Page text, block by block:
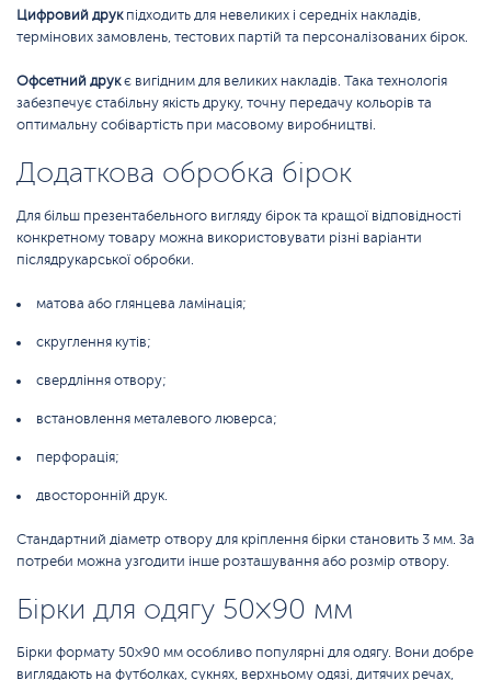
Цифровий друкпідходить для невеликих і середніх накладів,
термінових замовлень, тестових партій та персоналізованих бірок.
Офсетний друкє вигідним для великих накладів. Така технологія
забезпечує стабільну якість друку, точну передачу кольорів та
оптимальну собівартість при масовому виробництві.
Додаткова обробка бірок
Для більш презентабельного вигляду бірок та кращої відповідності
конкретному товару можна використовувати різні варіанти
післядрукарської обробки.
матова або глянцева ламінація;
скруглення кутів;
свердління отвору;
встановлення металевого люверса;
перфорація;
двосторонній друк.
Стандартний діаметр отвору для кріплення бірки становить 3 мм. За
потреби можна узгодити інше розташування або розмір отвору.
Бірки для одягу 50×90 мм
Бірки формату 50×90 мм особливо популярні для одягу. Вони добре
виглядають на футболках, сукнях, верхньому одязі, дитячих речах,